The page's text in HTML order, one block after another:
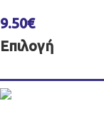
9.50€
Επιλογή